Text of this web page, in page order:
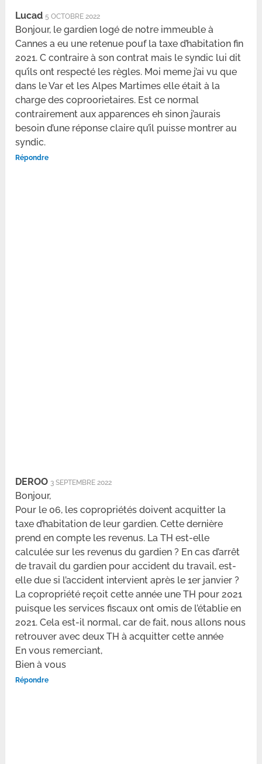
Lucad 5 OCTOBRE 2022
Bonjour, le gardien logé de notre immeuble à
Cannes a eu une retenue pouf la taxe d’habitation fin
2021. C contraire à son contrat mais le syndic lui dit
qu’ils ont respecté les règles. Moi meme j’ai vu que
dans le Var et les Alpes Martimes elle était à la
charge des coproorietaires. Est ce normal
contrairement aux apparences eh sinon j’aurais
besoin d’une réponse claire qu’il puisse montrer au
syndic.
Répondre
DEROO 3 SEPTEMBRE 2022
Bonjour,
Pour le 06, les copropriétés doivent acquitter la
taxe d’habitation de leur gardien. Cette dernière
prend en compte les revenus. La TH est-elle
calculée sur les revenus du gardien ? En cas d’arrêt
de travail du gardien pour accident du travail, est-
elle due si l’accident intervient après le 1er janvier ?
La copropriété reçoit cette année une TH pour 2021
puisque les services fiscaux ont omis de l’établie en
2021. Cela est-il normal, car de fait, nous allons nous
retrouver avec deux TH à acquitter cette année
En vous remerciant,
Bien à vous
Répondre